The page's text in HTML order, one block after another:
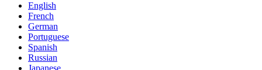
English
French
German
Portuguese
Spanish
Russian
Japanese